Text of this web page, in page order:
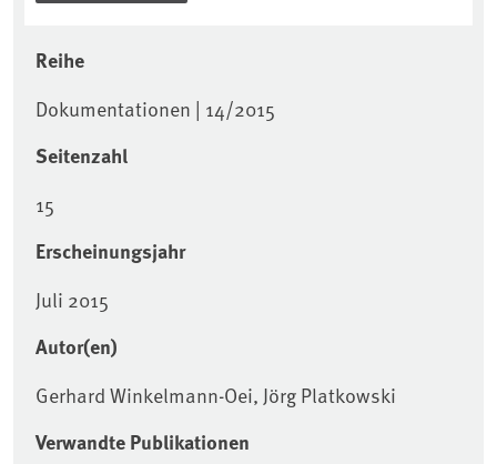
Reihe
Dokumentationen | 14/2015
Seitenzahl
15
Erscheinungsjahr
Juli 2015
Autor(en)
Gerhard Winkelmann-Oei, Jörg Platkowski
Verwandte Publikationen